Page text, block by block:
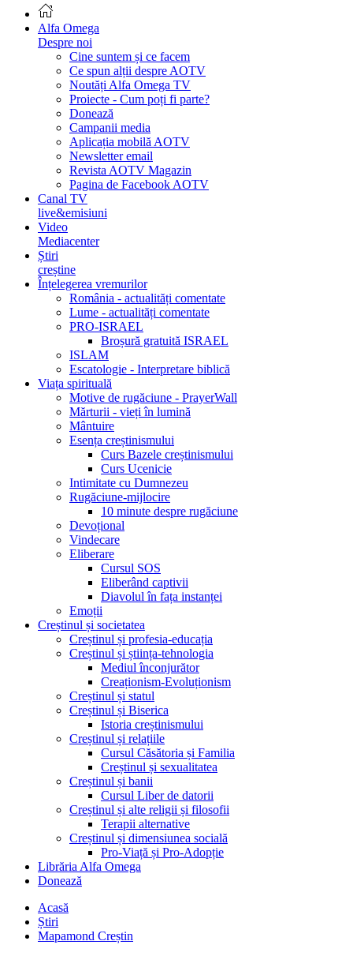
Alfa Omega
Despre noi
Cine suntem și ce facem
Ce spun alții despre AOTV
Noutăți Alfa Omega TV
Proiecte - Cum poți fi parte?
Donează
Campanii media
Aplicația mobilă AOTV
Newsletter email
Revista AOTV Magazin
Pagina de Facebook AOTV
Canal TV
live&emisiuni
Video
Mediacenter
Știri
creștine
Înțelegerea vremurilor
România - actualități comentate
Lume - actualități comentate
PRO-ISRAEL
Broșură gratuită ISRAEL
ISLAM
Escatologie - Interpretare biblică
Viața spirituală
Motive de rugăciune - PrayerWall
Mărturii - vieți în lumină
Mântuire
Esența creștinismului
Curs Bazele creștinismului
Curs Ucenicie
Intimitate cu Dumnezeu
Rugăciune-mijlocire
10 minute despre rugăciune
Devoțional
Vindecare
Eliberare
Cursul SOS
Eliberând captivii
Diavolul în fața instanței
Emoții
Creștinul și societatea
Creștinul și profesia-educația
Creștinul și știința-tehnologia
Mediul înconjurător
Creaționism-Evoluționism
Creștinul și statul
Creștinul și Biserica
Istoria creștinismului
Creștinul și relațiile
Cursul Căsătoria și Familia
Creștinul și sexualitatea
Creștinul și banii
Cursul Liber de datorii
Creștinul și alte religii și filosofii
Terapii alternative
Creștinul și dimensiunea socială
Pro-Viață și Pro-Adopție
Librăria Alfa Omega
Donează
Acasă
Știri
Mapamond Creștin